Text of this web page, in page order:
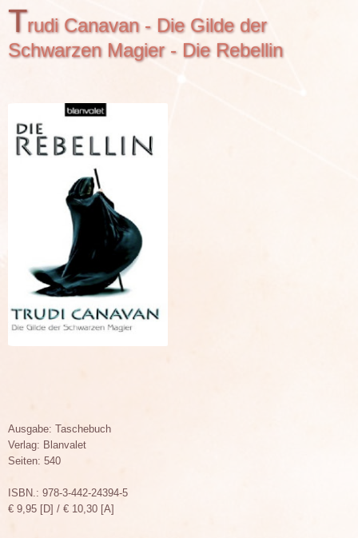
Trudi Canavan - Die Gilde der
Schwarzen Magier - Die Rebellin
Ausgabe: Taschebuch
Verlag: Blanvalet
Seiten: 540
ISBN.: 978-3-442-24394-5
€ 9,95 [D] / € 10,30 [A]